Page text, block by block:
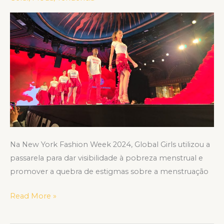
Na New York Fashion Week 2024, Global Girls utilizou a
passarela para dar visibilidade à pobreza menstrual e
promover a quebra de estigmas sobre a menstruação
que
quebrou
tabus
sobre
a
menstruação
Read More »